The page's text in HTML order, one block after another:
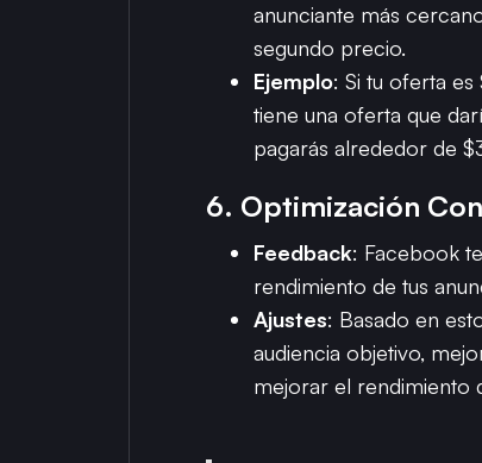
anunciante más
segundo precio.
Ejemplo: Si tu oferta
tiene una oferta que
pagarás alrededor de
6. Optimización
Feedback: Facebook
rendimiento de tus
Ajustes: Basado en
audiencia objetivo,
mejorar el rendimiento